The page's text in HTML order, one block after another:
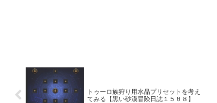
トゥーロ族狩り用水晶プリセットを考え
てみる【黒い砂漠冒険日誌１５８８】